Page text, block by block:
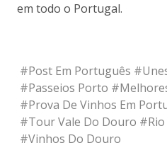
em todo o Portugal.
#Post Em Português #
#Passeios Porto #
#Prova De Vinhos Em
#Tour Vale Do Douro #
#Vinhos Do Douro